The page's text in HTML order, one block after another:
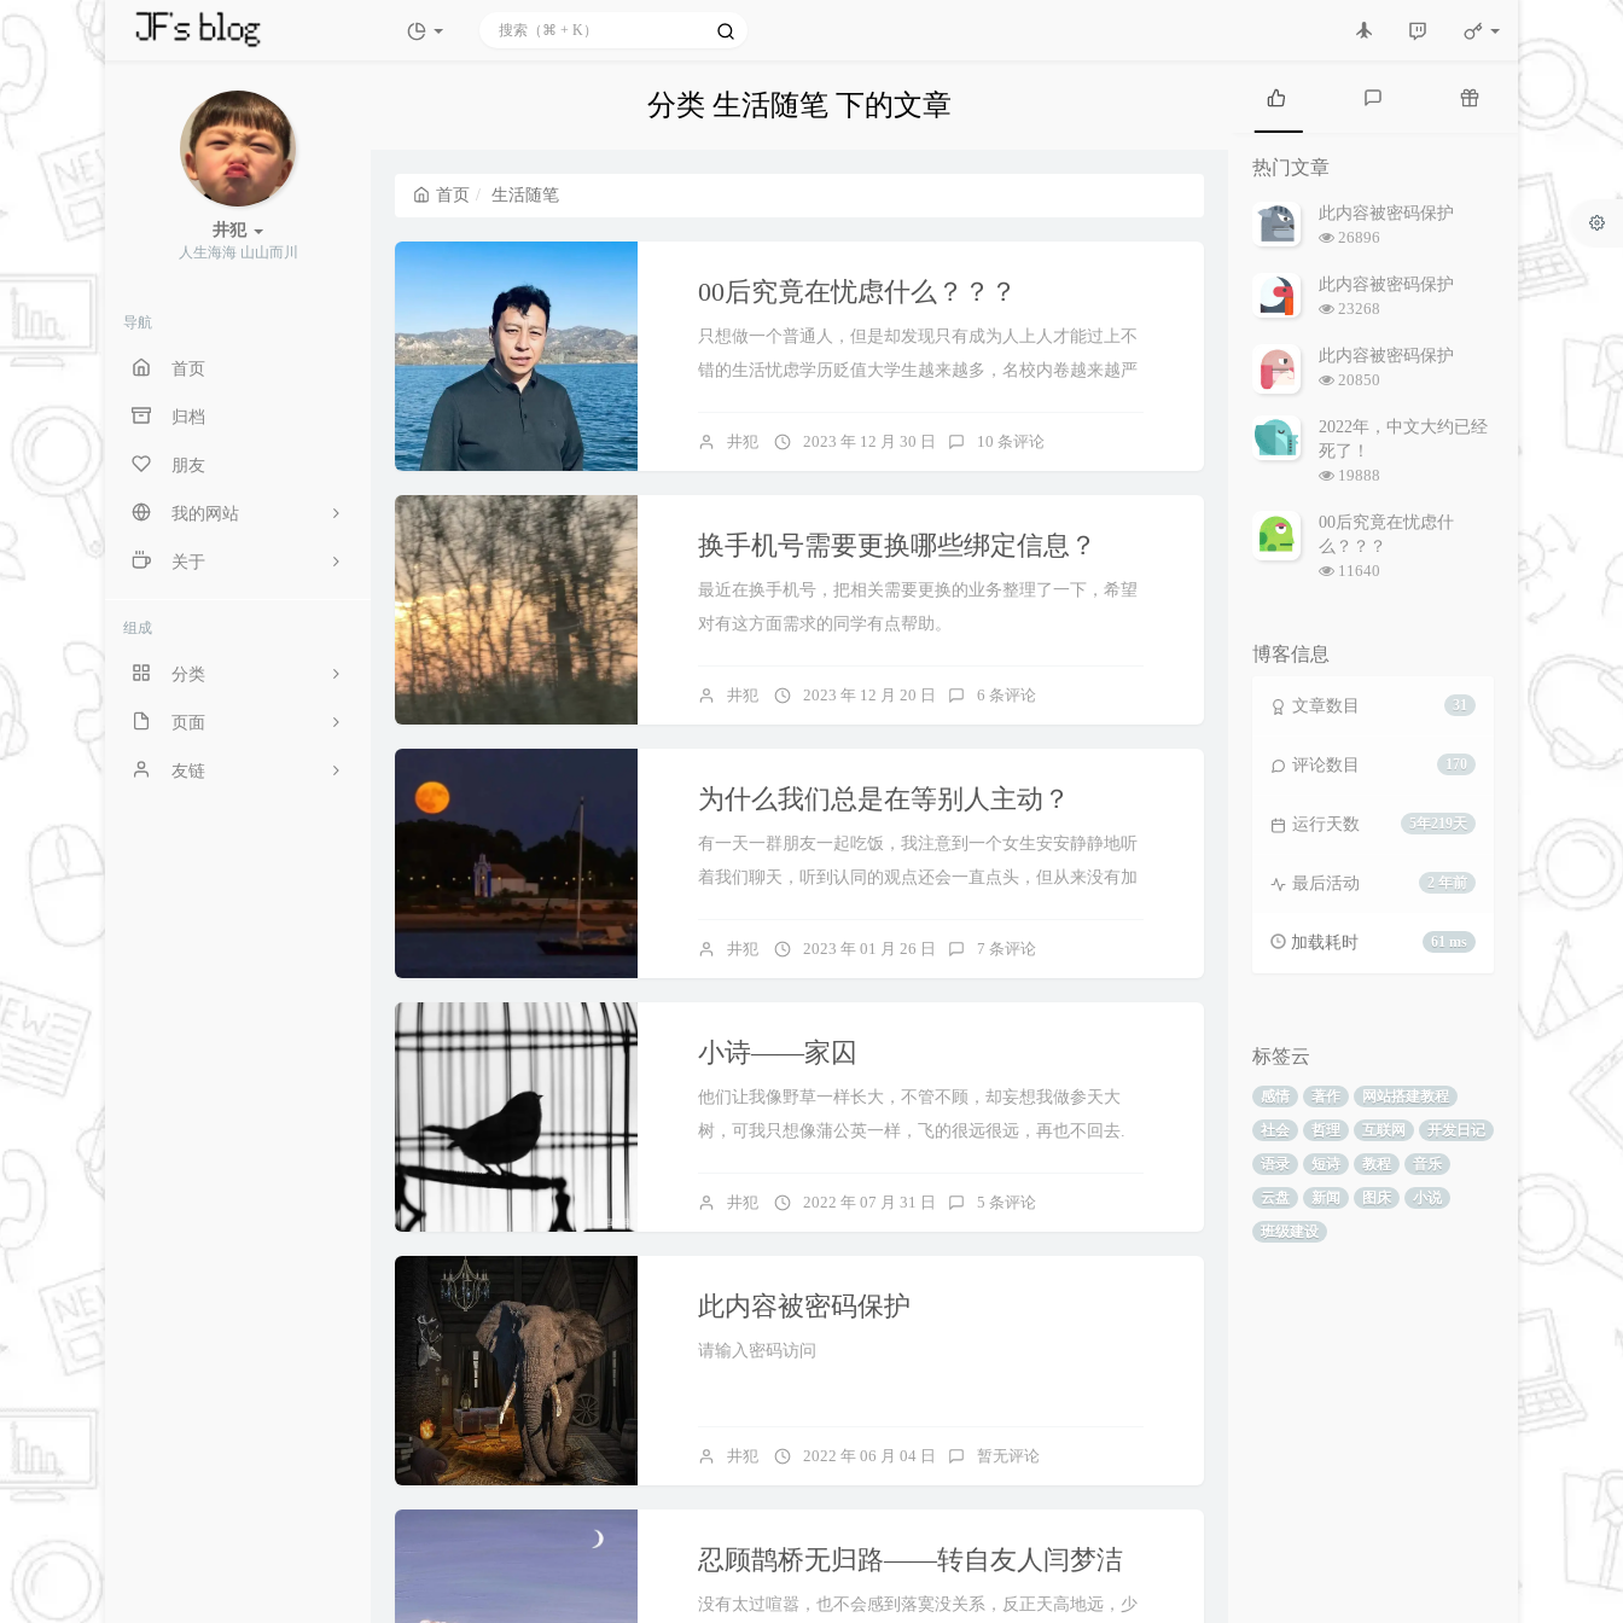
井犯
人生海海 山山而川
导航
首页
归档
朋友
我的网站
井犯导航
关于
组成
分类
16
2
页面
豆瓣酱
友链
分类 生活随笔 下的文章
首页 生活随笔
00后究竟在忧虑什么？？？
只想做一个普通人，但是却发现只有成为人上人才能过上不
错的生活忧虑学历贬值大学生越来越多，名校内卷越来越严
井犯 2023 年 12 月 30 日 10 条评论
换手机号需要更换哪些绑定信息？
最近在换手机号，把相关需要更换的业务整理了一下，希望
对有这方面需求的同学有点帮助。
井犯 2023 年 12 月 20 日 6 条评论
为什么我们总是在等别人主动？
有一天一群朋友一起吃饭，我注意到一个女生安安静静地听
着我们聊天，听到认同的观点还会一直点头，但从来没有加
井犯 2023 年 01 月 26 日 7 条评论
小诗——家囚
他们让我像野草一样长大，不管不顾，却妄想我做参天大
树，可我只想像蒲公英一样，飞的很远很远，再也不回去.
井犯 2022 年 07 月 31 日 5 条评论
此内容被密码保护
请输入密码访问
井犯 2022 年 06 月 04 日 暂无评论
忍顾鹊桥无归路——转自友人闫梦洁
没有太过喧嚣，也不会感到落寞没关系，反正天高地远，少
热
门
文
章
论
热门文章
此内容被密码保护
浏
次
数:
26896
此内容被密码保护
浏
次
数:
23268
此内容被密码保护
浏
次
数:
20850
2022年，中文大约已经
死了！
浏
次
数:
19888
00后究竟在忧虑什
么？？？
浏
11640
博客信息
31
文章数目
170
评论数目
5年219天
运行天数
2 年前
最后活动
61 ms
加载耗时
标签云
感情 著作
网站搭建教程
社会
哲理 互联网
开发日记
语录
短诗 教程
音乐
云盘
新闻 图床
小说
班级建设